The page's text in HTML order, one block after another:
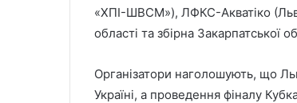
«ХПІ-ШВСМ»), ЛФКС-Акватіко
області та збірна Закарпатської
Організатори наголошують, що
Україні, а проведення фіналу